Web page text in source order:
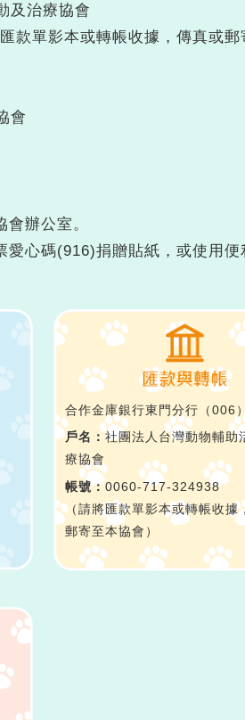
及治療協會
款單影本或轉帳收據，傳真或郵
會
辦公室。
心碼(916)捐贈貼紙，或使用便
合作金庫銀行東門分行（006）
戶名：社團法人台灣動物輔助
療協會
帳號：0060-717-324938
（請將匯款單影本或轉帳收據
郵寄至本協會）